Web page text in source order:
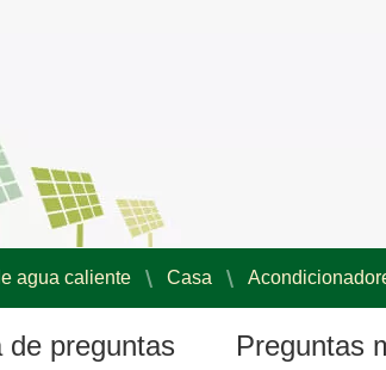
agua caliente Casa
de preguntas
Preguntas